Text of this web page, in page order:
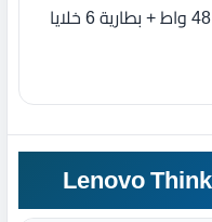
بطارية مزدوجة ليثيوم ايون 3 خلايا 48 واط + بطارية 6 خلايا